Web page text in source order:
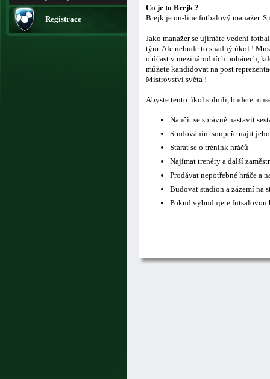
Registrace
Co je to Brejk ?
Brejk je on-line fotbalový manažer.
Jako manažer se ujímáte vedení
tým. Ale nebude to snadný úkol !
o účast v mezinárodních pohárech,
můžete kandidovat na post
Mistrovství světa !
Abyste tento úkol splnili, budete
Naučit se správně nastavit
Studováním soupeře najít
Starat se o trénink hráčů
Najímat trenéry a další
Prodávat nepotřebné hráče a
Budovat stadion a zázemí na
Pokud vybudujete futsalovou